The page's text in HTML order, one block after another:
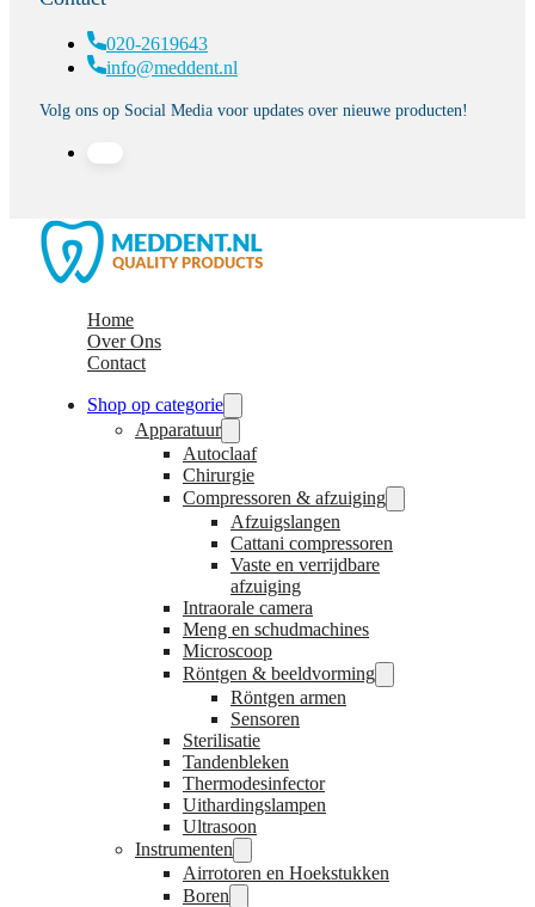
020-2619643
info@meddent.nl
Volg ons op Social Media voor updates over nieuwe producten!
Home
Over Ons
Contact
Shop op categorie
Apparatuur
Autoclaaf
Chirurgie
Compressoren & afzuiging
Afzuigslangen
Cattani compressoren
Vaste en verrijdbare
afzuiging
Intraorale camera
Meng en schudmachines
Microscoop
Röntgen & beeldvorming
Röntgen armen
Sensoren
Sterilisatie
Tandenbleken
Thermodesinfector
Uithardingslampen
Ultrasoon
Instrumenten
Airrotoren en Hoekstukken
Boren